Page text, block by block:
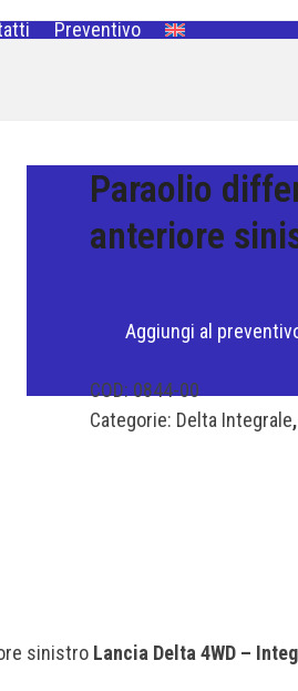
Preventivo
Paraolio
anteriore
Aggiungi al
COD: 0844-00
Categorie: Delta Integrale,
sinistro Lancia Delta 4WD –